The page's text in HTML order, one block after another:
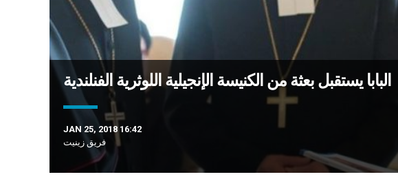
البابا يستقبل بعثة من الكنيسة الإنجيلية اللوثرية الفنلندية
JAN 25, 2018 16:42
فريق زينيت